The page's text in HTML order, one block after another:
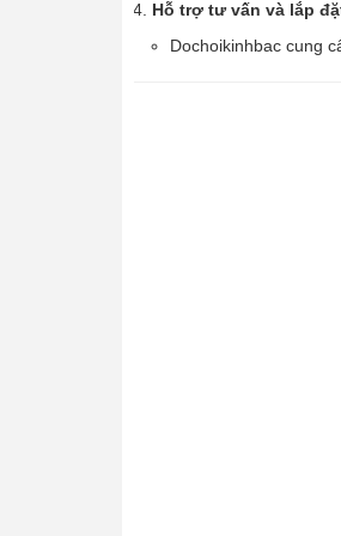
Hỗ trợ tư vấn và lắp
Dochoikinhbac cung